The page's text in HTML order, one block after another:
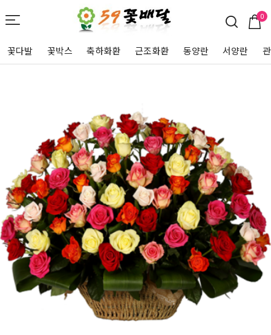
0
꽃다발 꽃박스 축하화환 근조화환 동양란 서양란